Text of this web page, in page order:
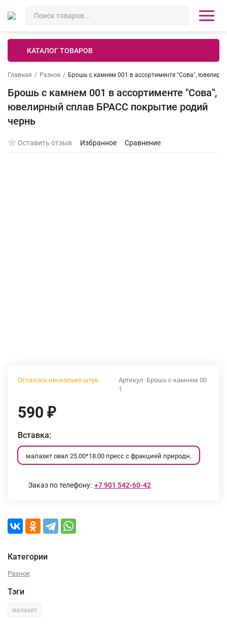
КАТАЛОГ ТОВАРОВ
Главная / Разное / Брошь с камнем 001 в ассортименте "Сова",
Брошь с камнем 001 в ассортименте "Сова",
ювелирный сплав БРАСС покрытие родий
чернь
Оставить отзыв Избранное Сравнение
Артикул: Брошь с камнем 00
1
Осталось несколько штук
590 ₽
Вставка:
малахит овал 25.00*18.00 пресс с фракцией природн.
Заказ по телефону: +7 901 542-60-42
Категории
Разное
Тэги
малахит